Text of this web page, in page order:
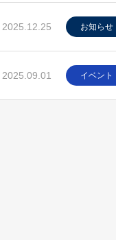
2025.12.25 お知らせ
2025.09.01 イベント